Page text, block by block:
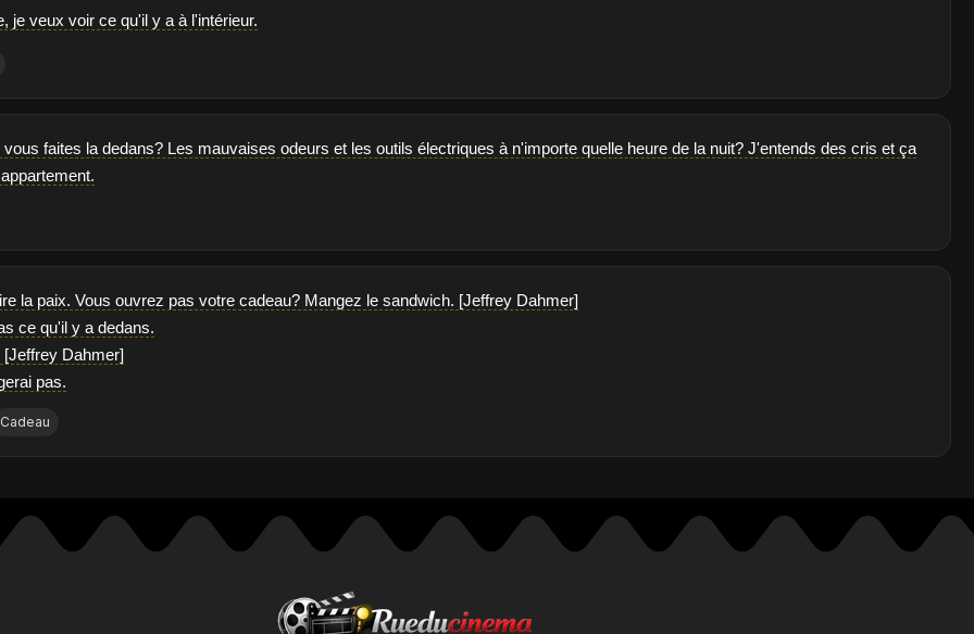
je veux voir ce qu'il y a à l'intérieur.
faites la dedans? Les mauvaises odeurs et les outils électriques à n'importe quelle heure de la nuit? J'entends des cris et ça
la paix. Vous ouvrez pas votre cadeau? Mangez le sandwich. [Jeffrey Dahmer]
ce qu'il y a dedans.
[Jeffrey Dahmer]
pas.
Cadeau